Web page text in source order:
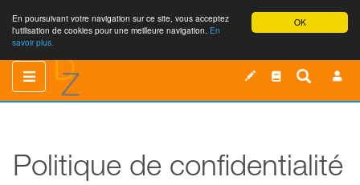
OK
En poursuivant votre navigation sur ce site, vous acceptez
l'utilisation de cookies pour une meilleure navigation. En
savoir plus.
Toggle
navigation
Toggle
Politique de confidentialité